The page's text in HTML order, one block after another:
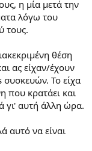
η μία μετά την
λόγω του
τους.
θέση
ας είχαν/έχουν
συσκευών. Το είχα
που κρατάει και
γι' αυτή άλλη ώρα.
αυτό να είναι